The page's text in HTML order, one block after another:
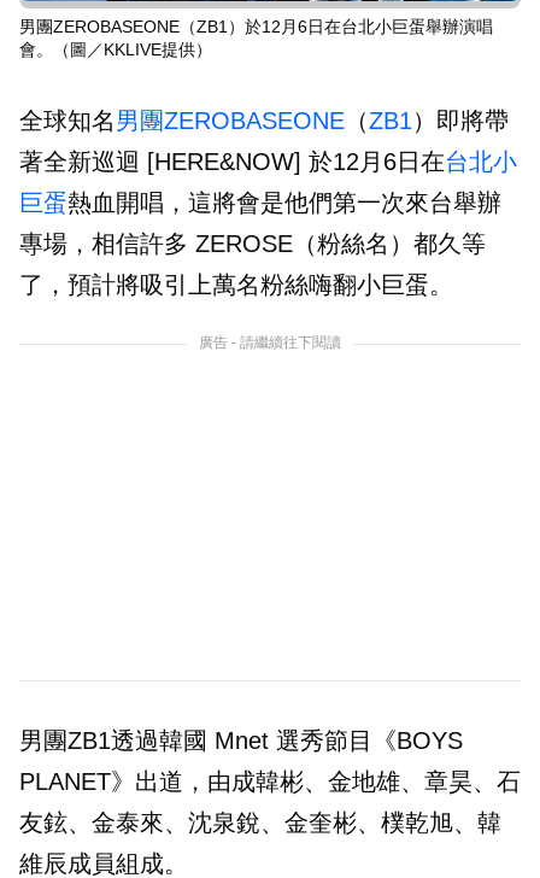
男團ZEROBASEONE（ZB1）於12月6日在台北小巨蛋舉辦演唱
會。（圖／KKLIVE提供）
全球知名 男團ZEROBASEONE （ZB1）即將帶
著全新巡迴 [HERE&NOW] 於12月6日在台北小
巨蛋熱血開唱，這將會是他們第一次來台舉辦
專場，相信許多 ZEROSE（粉絲名）都久等
了，預計將吸引上萬名粉絲嗨翻小巨蛋。
廣告 - 請繼續往下閱讀
男團ZB1透過韓國 Mnet 選秀節目《BOYS
PLANET》出道，由成韓彬、金地雄、章昊、石
友鉉、金泰來、沈泉銳、金奎彬、樸乾旭、韓
維辰成員組成。